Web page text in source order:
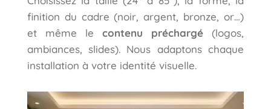
finition du cadre (noir, argent, bronze, or…)
et même le
contenu préchargé
(logos,
ambiances, slides). Nous adaptons chaque
installation à votre identité visuelle.